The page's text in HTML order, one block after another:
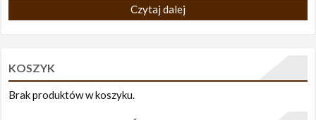
Czytaj dalej
KOSZYK
Brak produktów w koszyku.